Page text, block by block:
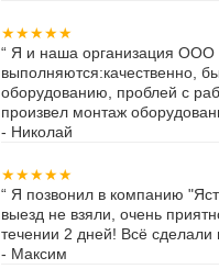
★★★★★
“ Я и наша организация
выполняются:качественно,
оборудованию, проблей с
произвел монтаж
- Николай
★★★★★
“ Я позвонил в компанию
выезд не взяли, очень
течении 2 дней! Всё
- Максим